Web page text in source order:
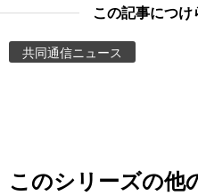
Images
People
この記事につ
共同通信ニュース
このシリーズの他